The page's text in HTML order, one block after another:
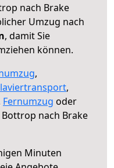
nach Brake
Umzug nach
, damit Sie
können.
,
,
Fernumzug oder
nach Brake
Minuten